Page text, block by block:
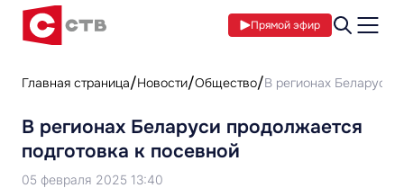
Прямой эфир
Главная страница Новости Общество В регионах Беларуси
В регионах Беларуси продолжается
подготовка к посевной
05 февраля 2025 13:40